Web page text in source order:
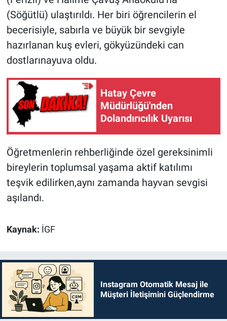
(Söğütlü) ulaştırıldı. Her biri öğrencilerin el
becerisiyle, sabırla ve büyük bir sevgiyle
hazırlanan kuş evleri, gökyüzündeki can
dostlarınayuva oldu.
Hatay Çevre
Müdürlüğü'nden
Dolandırıcılık Uyarısı
Öğretmenlerin rehberliğinde özel gereksinimli
bireylerin toplumsal yaşama aktif katılımı
teşvik edilirken,aynı zamanda hayvan sevgisi
aşılandı.
Kaynak: İGF
Instagram Otomatik Mesaj ile
Müşteri İletişimini Güçlendirme